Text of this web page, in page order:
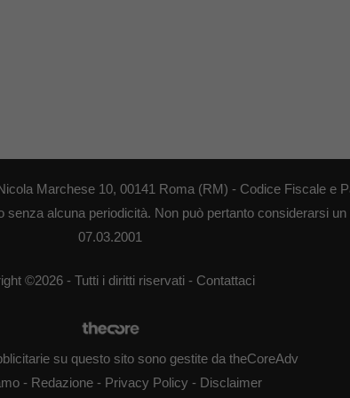
Marchese 10, 00141 Roma (RM) - Codice Fiscale e
alcuna periodicità. Non può pertanto considerarsi
07.03.2001
©2026 - Tutti i diritti riservati - Contattaci
su questo sito sono gestite da theCoreAdv
- Redazione- Privacy Policy - Disclaimer